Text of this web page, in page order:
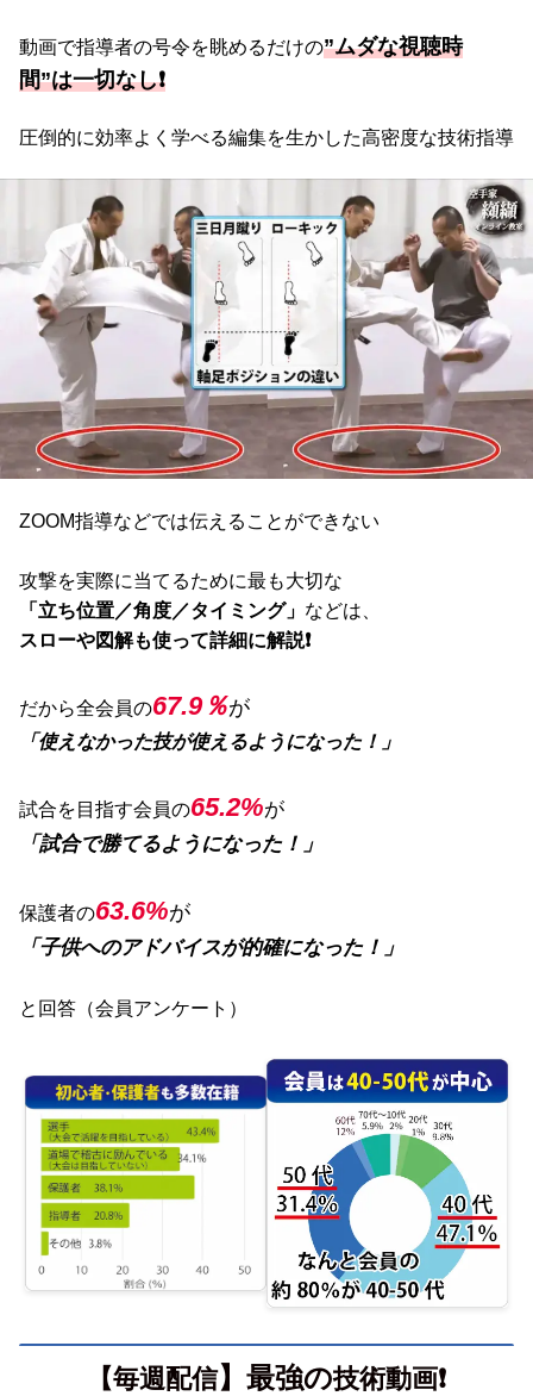
動画で指導者の号令を眺めるだけの”ムダな視聴時
間”は一切なし❗️
圧倒的に効率よく学べる編集を生かした高密度な技術指導
ZOOM指導などでは伝えることができない
攻撃を実際に当てるために最も大切な
「立ち位置／角度／タイミング」 などは、
スローや図解も使って詳細に解説❗️
だから全会員の67.9％が
「使えなかった技が使えるようになった！」
試合を目指す会員の65.2%が
「試合で勝てるようになった！」
保護者の63.6%が
「子供へのアドバイスが的確になった！」
と回答（会員アンケート）
【毎週配信】最強の技術動画❗️